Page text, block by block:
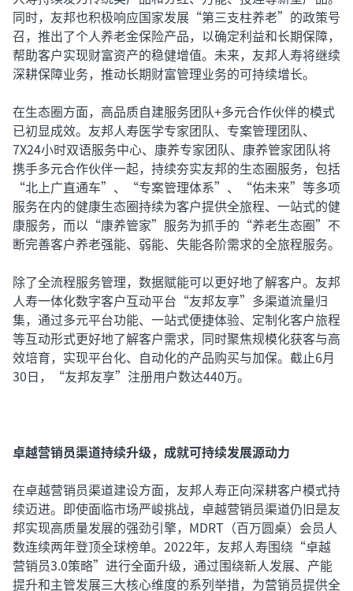
同时，友邦也积极响应国家发展“第三支柱养老”的政策号
召，推出了个人养老金保险产品，以确定利益和长期保障，
帮助客户实现财富资产的稳健增值。未来，友邦人寿将继续
深耕保障业务，推动长期财富管理业务的可持续增长。
在生态圈方面，高品质自建服务团队+多元合作伙伴的模式
已初显成效。友邦人寿医学专家团队、专案管理团队、
7X24小时双语服务中心、康养专家团队、康养管家团队将
携手多元合作伙伴一起，持续夯实友邦的生态圈服务，包括
“北上广直通车”、“专案管理体系”、“佑未来”等多项
服务在内的健康生态圈持续为客户提供全旅程、一站式的健
康服务，而以“康养管家”服务为抓手的“养老生态圈”不
断完善客户养老强能、弱能、失能各阶需求的全旅程服务。
除了全流程服务管理，数据赋能可以更好地了解客户。友邦
人寿一体化数字客户互动平台“友邦友享”多渠道流量归
集，通过多元平台功能、一站式便捷体验、定制化客户旅程
等互动形式更好地了解客户需求，同时聚焦规模化获客与高
效培育，实现平台化、自动化的产品购买与加保。截止6月
30日，“友邦友享”注册用户数达440万。
卓越营销员渠道持续升级，成就可持续发展源动力
在卓越营销员渠道建设方面，友邦人寿正向深耕客户模式持
续迈进。即使面临市场严峻挑战，卓越营销员渠道仍旧是友
邦实现高质量发展的强劲引擎，MDRT（百万圆桌）会员人
数连续两年登顶全球榜单。2022年，友邦人寿围绕“卓越
营销员3.0策略”进行全面升级，通过围绕新人发展、产能
提升和主管发展三大核心维度的系列举措，为营销员提供全